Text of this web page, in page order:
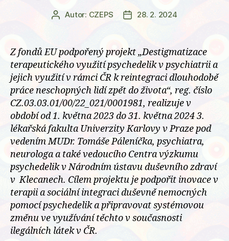
AutorAutor: CZEPS
Datum
28. 2. 2024
Z fondů EU podpořený projekt „Destigmatizace
terapeutického využití psychedelik v psychiatrii a
jejich využití v rámci ČR k reintegraci dlouhodobě
práce neschopných lidí zpět do života“, reg. číslo
CZ.03.03.01/00/22_021/0001981, realizuje v
období od 1. května 2023 do 31. května 2024 3.
lékařská fakulta Univerzity Karlovy v Praze pod
vedením MUDr. Tomáše Páleníčka, psychiatra,
neurologa a také vedoucího Centra výzkumu
psychedelik v Národním ústavu duševního zdraví
v Klecanech. Cílem projektu je podpořit inovace v
terapii a sociální integraci duševně nemocných
pomocí psychedelik a připravovat systémovou
změnu ve využívání těchto v současnosti
ilegálních látek v ČR.